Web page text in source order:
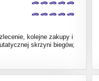
kolejne zakupy i
skrzyni biegów,